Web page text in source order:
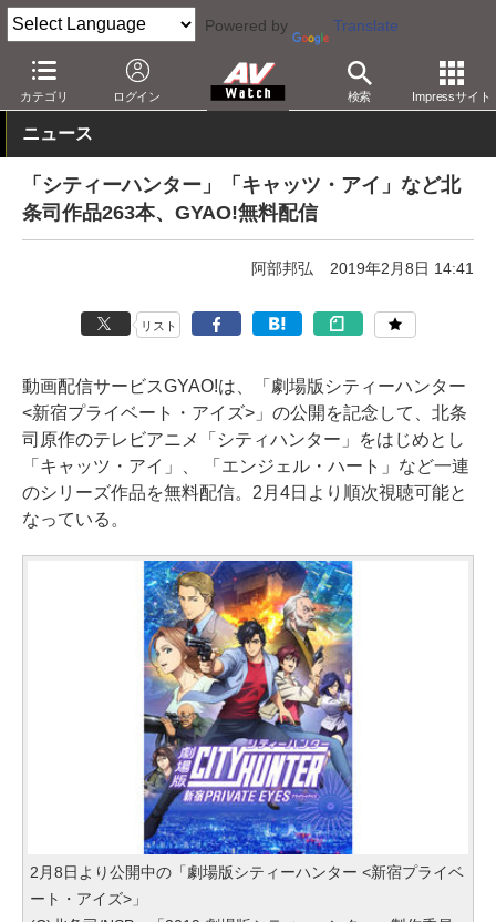
Powered by Translate
カテゴリ ログイン 検索 Impressサイト
AV Watch コンテンツ・サービス 映像配信 GYAO!
ニュース
「シティーハンター」「キャッツ・アイ」など北
条司作品263本、GYAO!無料配信
阿部邦弘 2019年2月8日 14:41
リスト
動画配信サービスGYAO!は、「劇場版シティーハンター
<新宿プライベート・アイズ>」の公開を記念して、北条
司原作のテレビアニメ「シティハンター」をはじめとし
「キャッツ・アイ」、 「エンジェル・ハート」など一連
のシリーズ作品を無料配信。2月4日より順次視聴可能と
なっている。
2月8日より公開中の「劇場版シティーハンター <新宿プライベ
ート・アイズ>」